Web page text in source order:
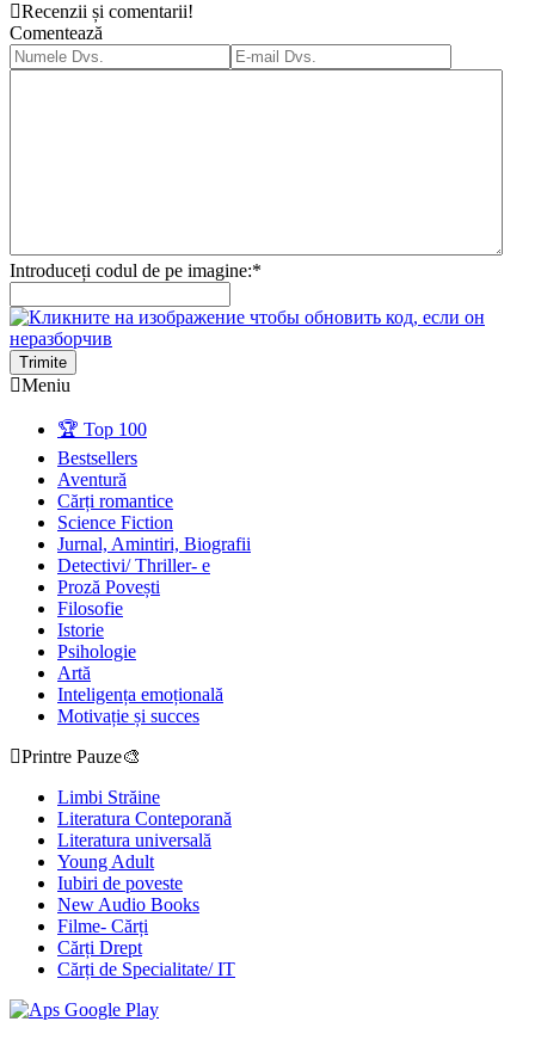
Recenzii și comentarii!
Comentează
Introduceți codul de pe imagine:*
Trimite
Meniu
🏆 Top 100
Bestsellers
Aventură
Cărți romantice
Science Fiction
Jurnal, Amintiri, Biografii
Detectivi/ Thriller- e
Proză Povești
Filosofie
Istorie
Psihologie
Artă
Inteligența emoțională
Motivație și succes
Printre Pauze🎨
Limbi Străine
Literatura Conteporană
Literatura universală
Young Adult
Iubiri de poveste
New Audio Books
Filme- Cărți
Cărți Drept
Cărți de Specialitate/ IT